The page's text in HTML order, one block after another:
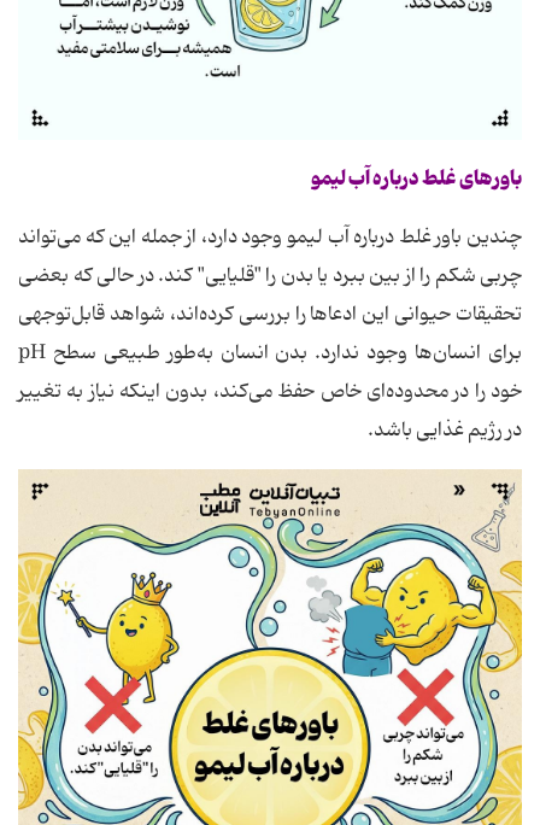
باورهای غلط درباره آب لیمو
چندین باور غلط درباره آب لیمو وجود دارد، از جمله این که می‌تواند
چربی شکم را از بین ببرد یا بدن را "قلیایی" کند. در حالی که بعضی
تحقیقات حیوانی این ادعاها را بررسی کرده‌اند، شواهد قابل‌توجهی
برای انسان‌ها وجود ندارد. بدن انسان به‌طور طبیعی سطح pH
خود را در محدوده‌ای خاص حفظ می‌کند، بدون اینکه نیاز به تغییر
در رژیم غذایی باشد.